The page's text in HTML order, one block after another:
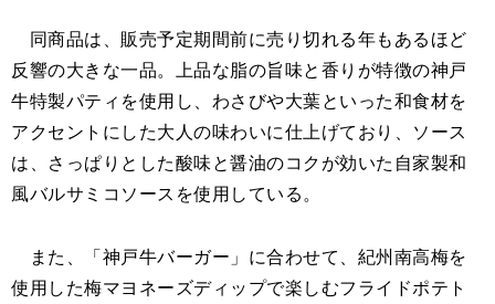
同商品は、販売予定期間前に売り切れる年もあるほど
反響の大きな一品。上品な脂の旨味と香りが特徴の神戸
牛特製パティを使用し、わさびや大葉といった和食材を
アクセントにした大人の味わいに仕上げており、ソース
は、さっぱりとした酸味と醤油のコクが効いた自家製和
風バルサミコソースを使用している。
また、「神戸牛バーガー」に合わせて、紀州南高梅を
使用した梅マヨネーズディップで楽しむフライドポテト